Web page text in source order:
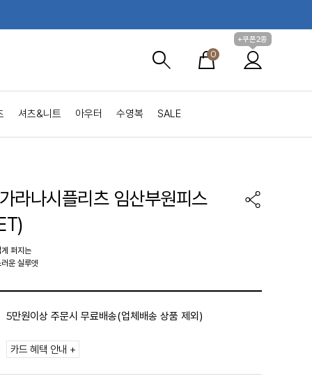
0
+쿠폰2종
셔츠&니트 아우터 수영복 SALE
라나시플리츠 임산부원피스
퍼지는
운 실루엣
5만원이상 주문시 무료배송(업체배송 상품 제외)
카드 혜택 안내 +